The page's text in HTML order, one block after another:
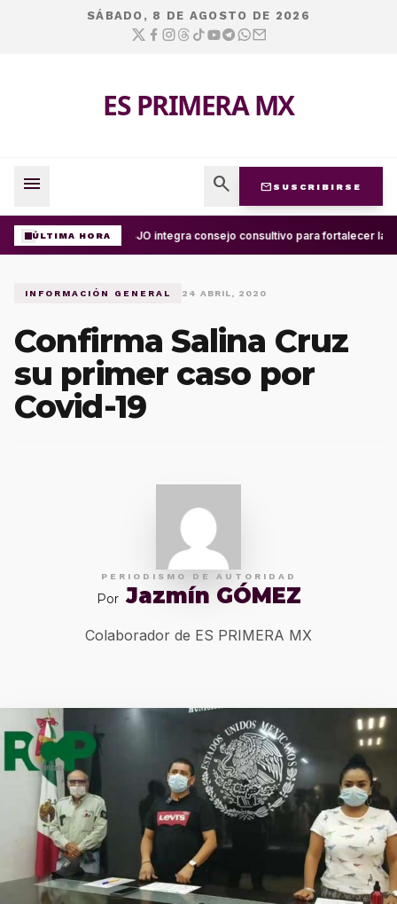
SÁBADO, 8 DE AGOSTO DE 2026
ES PRIMERA MX
menu search mail SUSCRIBIRSE
ÚLTIMA HORA UABJO integra consejo consultivo para fortalecer la
INFORMACIÓN GENERAL 24 ABRIL, 2020
Confirma Salina Cruz
su primer caso por
Covid-19
PERIODISMO DE AUTORIDAD
Por Jazmín GÓMEZ
Colaborador de ES PRIMERA MX